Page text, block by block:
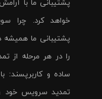
پشتیبانی ما با
خواهد کرد. چرا
پشتیبانی ما
را در هر مرحله از
ساده و
تمدید سرویس خود